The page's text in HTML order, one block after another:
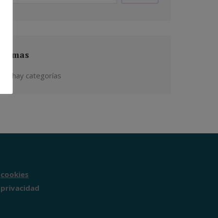
Temas
No hay categorías
cookies
privacidad